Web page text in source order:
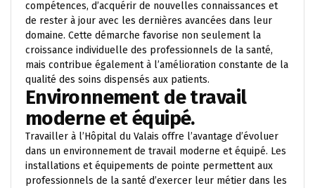
compétences, d’acquérir de nouvelles connaissances et
de rester à jour avec les dernières avancées dans leur
domaine. Cette démarche favorise non seulement la
croissance individuelle des professionnels de la santé,
mais contribue également à l’amélioration constante de la
qualité des soins dispensés aux patients.
Environnement de travail
moderne et équipé.
Travailler à l’Hôpital du Valais offre l’avantage d’évoluer
dans un environnement de travail moderne et équipé. Les
installations et équipements de pointe permettent aux
professionnels de la santé d’exercer leur métier dans les